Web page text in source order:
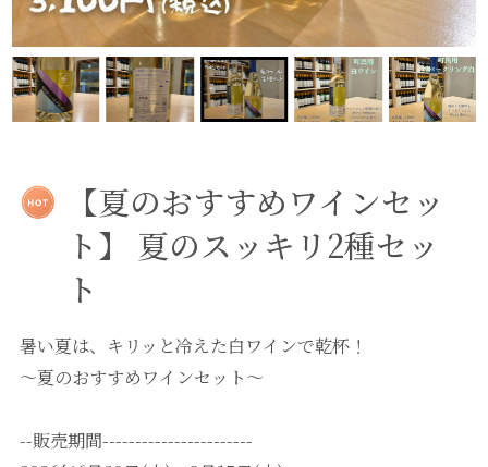
【夏のおすすめワインセッ
ト】 夏のスッキリ2種セッ
ト
暑い夏は、キリッと冷えた白ワインで乾杯！
～夏のおすすめワインセット～
--販売期間-----------------------